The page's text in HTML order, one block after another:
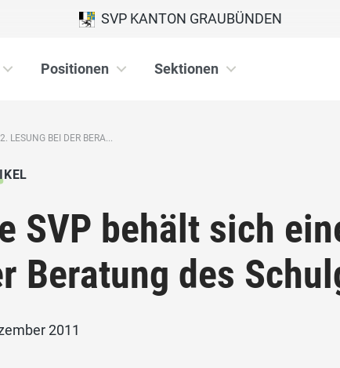
SVP KANTON GRAUBÜNDEN
Positionen Sektionen
LESUNG BEI DER BERA...
SVP behält sich
Beratung des
2011